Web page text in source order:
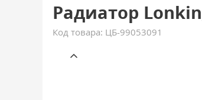
Радиатор
Код товара: ЦБ-99053091